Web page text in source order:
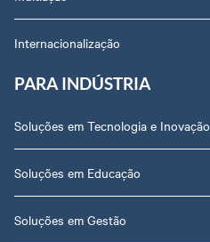
Internacionalização
PARA INDÚSTRIA
Soluções em Tecnologia e Inovação
Soluções em Educação
Soluções em Gestão